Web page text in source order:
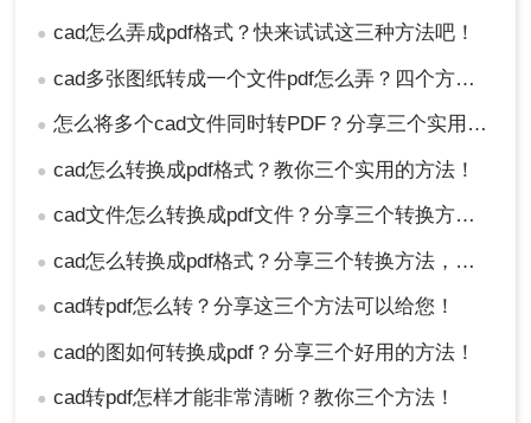
● cad怎么弄成pdf格式？快来试试这三种方法吧！
● cad多张图纸转成一个文件pdf怎么弄？四个方法帮你搞定！
● 怎么将多个cad文件同时转PDF？分享三个实用的操作方法
● cad怎么转换成pdf格式？教你三个实用的方法！
● cad文件怎么转换成pdf文件？分享三个转换方法！
● cad怎么转换成pdf格式？分享三个转换方法，收藏！
● cad转pdf怎么转？分享这三个方法可以给您！
● cad的图如何转换成pdf？分享三个好用的方法！
● cad转pdf怎样才能非常清晰？教你三个方法！